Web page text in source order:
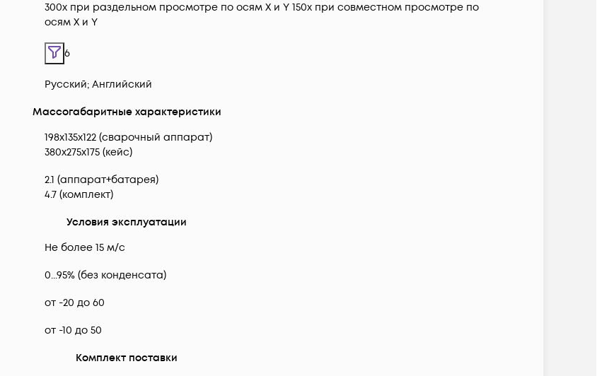
300х при раздельном просмотре по осям X и Y 150х при совместном просмотре по
осям X и Y
6
Русский; Английский
Массогабаритные характеристики
198х135х122 (сварочный аппарат)
380х275х175 (кейс)
2.1 (аппарат+батарея)
4.7 (комплект)
Условия эксплуатации
Не более 15 м/с
0...95% (без конденсата)
от -20 до 60
от -10 до 50
Комплект поставки